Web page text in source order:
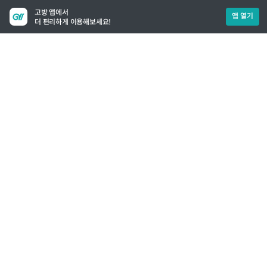
고방 앱에서
더 편리하게 이용해보세요!
앱 열기